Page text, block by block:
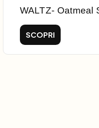
WALTZ- Oatmeal
SCOPRI